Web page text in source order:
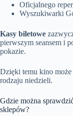
Oficjalnego
Wyszukiwarki
Kasy biletowe
pierwszym seansem i
pokazie.
Dzięki temu kino
rodzaju niedzieli.
Gdzie można
sklepów?